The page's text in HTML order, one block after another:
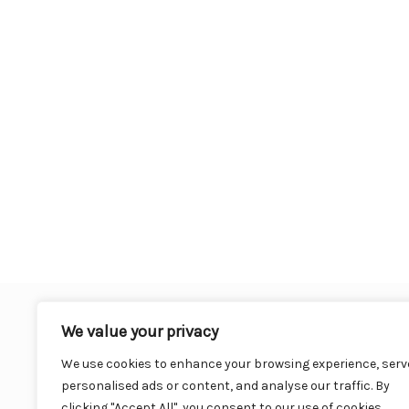
We value your privacy
We use cookies to enhance your browsing experience,
personalised ads or content, and analyse our traffic. By